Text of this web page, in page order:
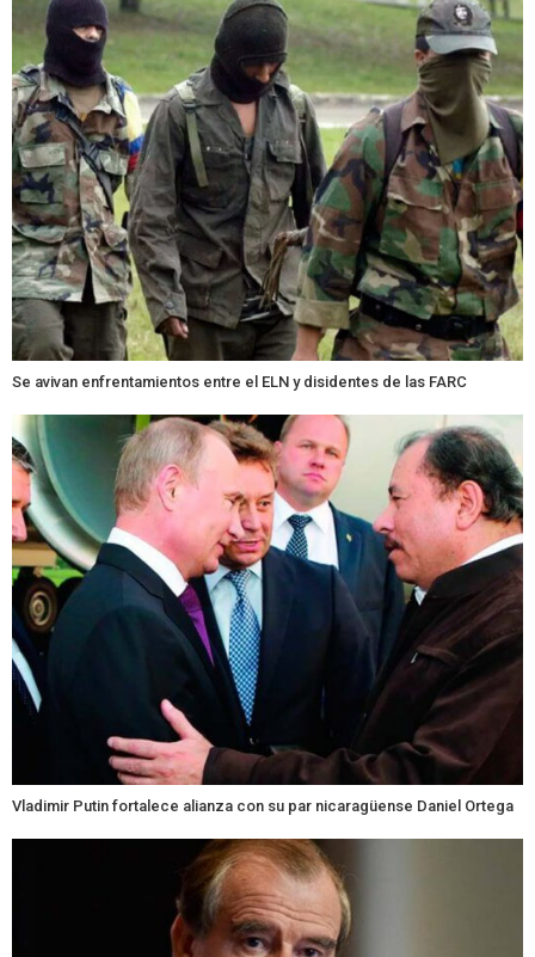
Se avivan enfrentamientos entre el ELN y disidentes de las FARC
Vladimir Putin fortalece alianza con su par nicaragüense Daniel Ortega